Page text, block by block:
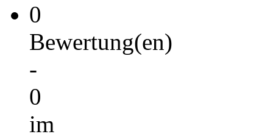
0
Bewertung(en)
-
0
im